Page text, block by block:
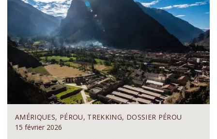
AMÉRIQUES, PÉROU, TREKKING, DOSSIER PÉROU
15 février 2026